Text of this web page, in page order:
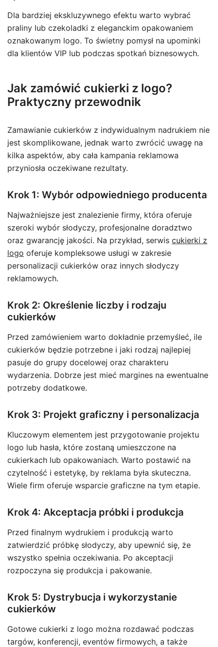
Dla bardziej ekskluzywnego efektu warto wybrać
praliny lub czekoladki z eleganckim opakowaniem
oznakowanym logo. To świetny pomysł na upominki
dla klientów VIP lub podczas spotkań biznesowych.
Jak zamówić cukierki z logo?
Praktyczny przewodnik
Zamawianie cukierków z indywidualnym nadrukiem nie
jest skomplikowane, jednak warto zwrócić uwagę na
kilka aspektów, aby cała kampania reklamowa
przyniosła oczekiwane rezultaty.
Krok 1: Wybór odpowiedniego producenta
Najważniejsze jest znalezienie firmy, która oferuje
szeroki wybór słodyczy, profesjonalne doradztwo
oraz gwarancję jakości. Na przykład, serwis cukierki z
logo oferuje kompleksowe usługi w zakresie
personalizacji cukierków oraz innych słodyczy
reklamowych.
Krok 2: Określenie liczby i rodzaju
cukierków
Przed zamówieniem warto dokładnie przemyśleć, ile
cukierków będzie potrzebne i jaki rodzaj najlepiej
pasuje do grupy docelowej oraz charakteru
wydarzenia. Dobrze jest mieć margines na ewentualne
potrzeby dodatkowe.
Krok 3: Projekt graficzny i personalizacja
Kluczowym elementem jest przygotowanie projektu
logo lub hasła, które zostaną umieszczone na
cukierkach lub opakowaniach. Warto postawić na
czytelność i estetykę, by reklama była skuteczna.
Wiele firm oferuje wsparcie graficzne na tym etapie.
Krok 4: Akceptacja próbki i produkcja
Przed finalnym wydrukiem i produkcją warto
zatwierdzić próbkę słodyczy, aby upewnić się, że
wszystko spełnia oczekiwania. Po akceptacji
rozpoczyna się produkcja i pakowanie.
Krok 5: Dystrybucja i wykorzystanie
cukierków
Gotowe cukierki z logo można rozdawać podczas
targów, konferencji, eventów firmowych, a także